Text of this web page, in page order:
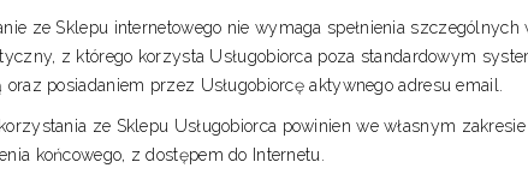
ze Sklepu internetowego nie wymaga spełnienia
z którego korzysta Usługobiorca poza standardowym
oraz posiadaniem przez Usługobiorcę aktywnego adresu email.
ze Sklepu Usługobiorca powinien we własnym
końcowego, z dostępem do Internetu.